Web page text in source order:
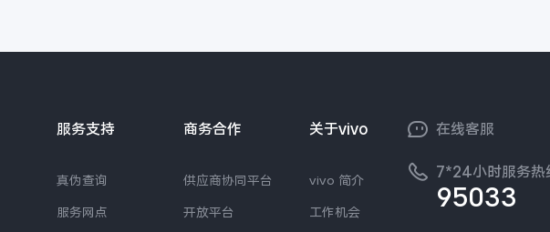
服务支持
真伪查询
服务网点
商务合作
供应商协同平台
开放平台
关于vivo
vivo 简介
工作机会
在线客服
7*24小时服务热
95033